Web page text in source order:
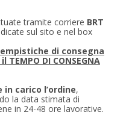
tramite corriere BRT
sul sito e nel box
di consegna
DI CONSEGNA
in carico l’ordine,
la data stimata di
in 24-48 ore lavorative.